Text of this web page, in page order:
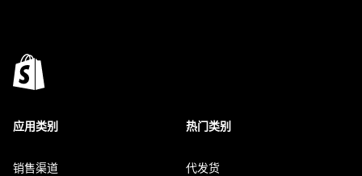
应用类别
销售渠道
热门类别
代发货